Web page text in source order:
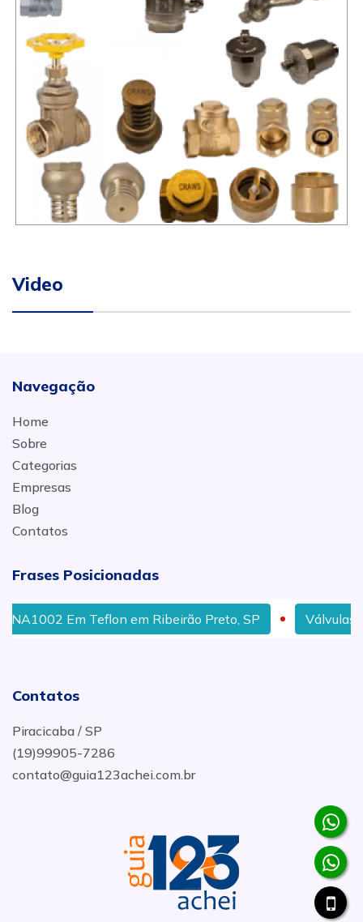
Video
Navegação
Home
Sobre
Categorias
Empresas
Blog
Contatos
Frases Posicionadas
Em Teflon em Ribeirão Preto, SP Válvulas
Contatos
Piracicaba / SP
(19)99905-7286
contato@guia123achei.com.br